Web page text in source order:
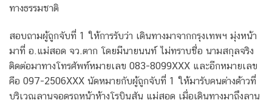
ทางธรรมชาติ
สอบถามผู้ถูกจับที่ 1 ให้การรับว่า เดินทางมาจากกรุงเทพฯ มุ่งหน้า
มาที่ อ.แม่สอด จว.ตาก โดยมีนายนนท์ ไม่ทราบชื่อ นามสกุลจริง
ติดต่อมาทางโทรศัพท์หมายเลข 083-8099XXX และอีกหมายเลข
คือ 097-2506XXX นัดหมายกับผู้ถูกจับที่ 1 ให้มารับคนต่างด้าวที่
บริเวณลานจอดรถหน้าห้างโรบินสัน แม่สอด เมื่อเดินทางมาถึงลาน